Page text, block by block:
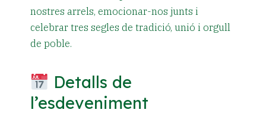
nostres arrels, emocionar-nos junts i
celebrar tres segles de tradició, unió i orgull
de poble.
Detalls de
l’esdeveniment